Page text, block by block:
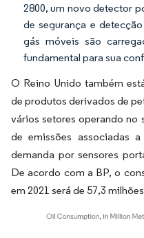
2800, um novo detector
de segurança e
gás móveis são
fundamental para sua
O Reino Unido também
de produtos derivados de
vários setores operando no
de emissões associadas
demanda por sensores
De acordo com a BP, o
em 2021 será de 57,3